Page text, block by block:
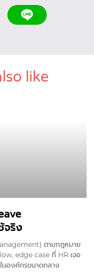
like
จริง
ตามกฎหมาย
edge case ที่ HR เจอ
นองค์กรขนาดกลาง